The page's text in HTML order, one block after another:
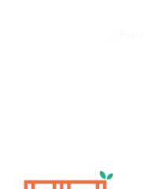
Sholo